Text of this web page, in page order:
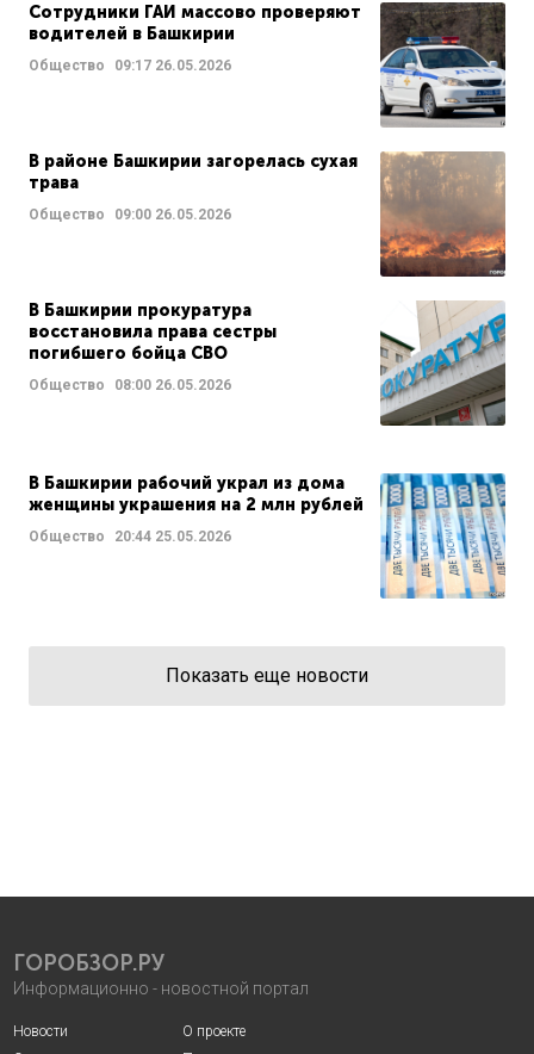
Сотрудники ГАИ массово проверяют
водителей в Башкирии
Общество 09:17 26.05.2026
В районе Башкирии загорелась сухая
трава
Общество 09:00 26.05.2026
В Башкирии прокуратура
восстановила права сестры
погибшего бойца СВО
Общество 08:00 26.05.2026
В Башкирии рабочий украл из дома
женщины украшения на 2 млн рублей
Общество 20:44 25.05.2026
Показать еще новости
ГОРОБЗОР.РУ
Информационно - новостной портал
Новости
О проекте